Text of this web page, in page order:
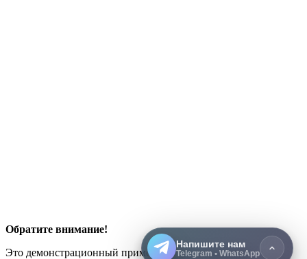
Обратите внимание!
Это демонстрационный пример интернет-магазина
Напишите нам
Telegram • WhatsApp